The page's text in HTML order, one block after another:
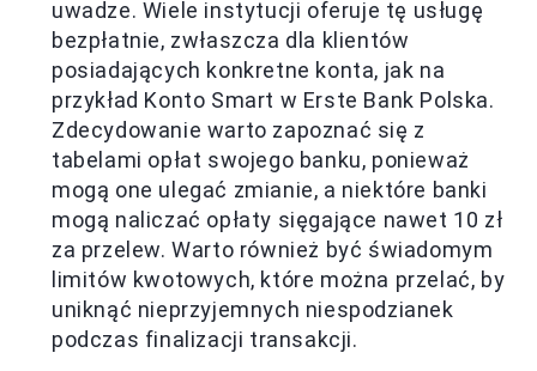
uwadze. Wiele instytucji oferuje tę usługę
bezpłatnie, zwłaszcza dla klientów
posiadających konkretne konta, jak na
przykład Konto Smart w Erste Bank Polska.
Zdecydowanie warto zapoznać się z
tabelami opłat swojego banku, ponieważ
mogą one ulegać zmianie, a niektóre banki
mogą naliczać opłaty sięgające nawet 10 zł
za przelew. Warto również być świadomym
limitów kwotowych, które można przelać, by
uniknąć nieprzyjemnych niespodzianek
podczas finalizacji transakcji.